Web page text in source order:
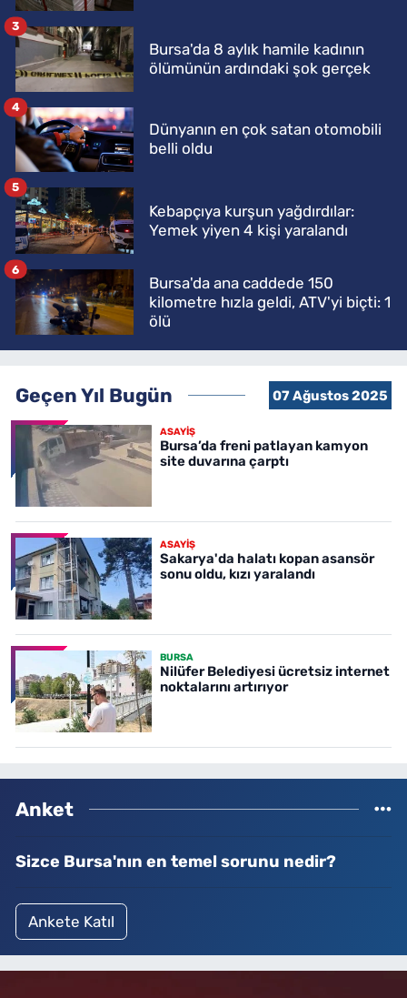
Bursa'da 8 aylık hamile kadının
ölümünün ardındaki şok gerçek
3
Dünyanın en çok satan otomobili
belli oldu
4
Kebapçıya kurşun yağdırdılar:
Yemek yiyen 4 kişi yaralandı
5
Bursa'da ana caddede 150
kilometre hızla geldi, ATV'yi biçti: 1
ölü
6
Geçen Yıl Bugün 07 Ağustos 2025
ASAYİŞ
Bursa’da freni patlayan kamyon
site duvarına çarptı
ASAYİŞ
Sakarya'da halatı kopan asansör
sonu oldu, kızı yaralandı
BURSA
Nilüfer Belediyesi ücretsiz internet
noktalarını artırıyor
Anket
Sizce Bursa'nın en temel sorunu nedir?
Ankete Katıl